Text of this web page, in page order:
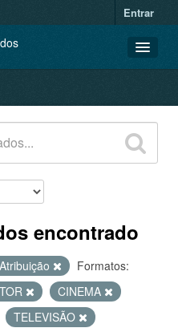
Entrar
encontrado
Formatos:
CINEMA
TELEVISÃO